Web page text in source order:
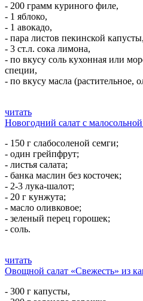
- 200 грамм куриного филе,
- 1 яблоко,
- 1 авокадо,
- пара листов пекинской капусты,
- 3 ст.л. сока лимона,
- по вкусу соль кухонная или
специи,
- по вкусу масла (растительное,
читать
Новогодний салат с
- 150 г слабосоленой семги;
- один грейпфрут;
- листья салата;
- банка маслин без косточек;
- 2-3 лука-шалот;
- 20 г кунжута;
- масло оливковое;
- зеленый перец горошек;
- соль.
читать
Овощной салат «Свежесть» из
- 300 г капусты,